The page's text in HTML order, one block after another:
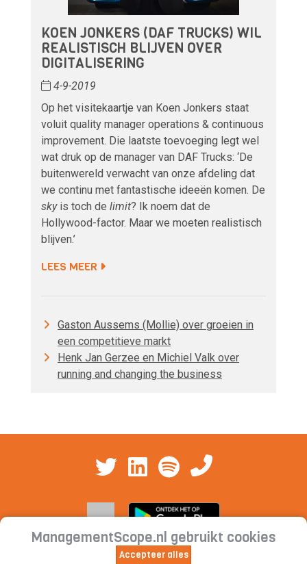
KOEN JONKERS (DAF TRUCKS) WIL
REALISTISCH BLIJVEN OVER
DIGITALISERING
4-9-2019
Op het visitekaartje van Koen Jonkers staat
voluit quality manager operations & continuous
improvement. Die laatste toevoeging legt wel
wat druk op de manager van DAF Trucks: ‘De
buitenwereld verwacht van onze afdeling dat
we continu met fantastische ideeën komen. De
sky is toch de limit? Ik noem dat de
Hollywood-factor. Maar we moeten realistisch
blijven.’
LEES MEER
Gaston Aussems (Mollie) over groeien in
een competitieve markt
Henk Jan Gerzee en Michiel Valk over
running and changing the business
ManagementScope.nl gebruikt cookies
Accepteer alles